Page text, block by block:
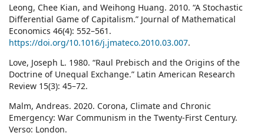
Leong, Chee Kian, and Weihong Huang. 2010. “A Stochastic
Differential Game of Capitalism.” Journal of Mathematical
Economics 46(4): 552–561.
https://doi.org/10.1016/j.jmateco.2010.03.007.
Love, Joseph L. 1980. “Raul Prebisch and the Origins of the
Doctrine of Unequal Exchange.” Latin American Research
Review 15(3): 45–72.
Malm, Andreas. 2020. Corona, Climate and Chronic
Emergency: War Communism in the Twenty-First Century.
Verso: London.